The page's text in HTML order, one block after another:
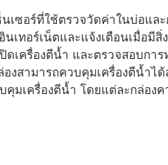
เซอร์ที่ใช้ตรวจวัดค่าในบ่อแล
เทอร์เน็ตและแจ้งเตือนเมื่อมีสิ่
เครื่องตีน้ำ และตรวจสอบการ
สามารถควบคุมเครื่องตีน้ำได้
มเครื่องตีน้ำ โดยแต่ละกล่อง